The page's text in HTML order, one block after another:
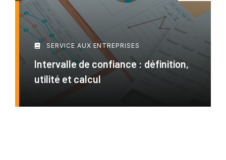
SERVICE AUX ENTREPRISES
Intervalle de confiance : définition,
utilité et calcul